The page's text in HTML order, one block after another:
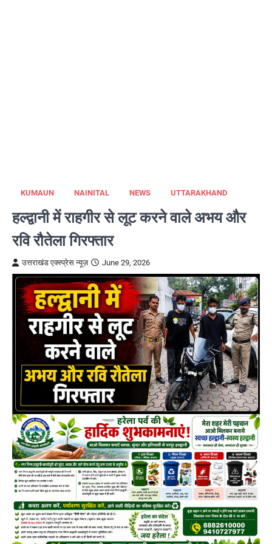
KUMAUN NAINITAL NEWS UTTARAKHAND
हल्द्वानी में राहगीर से लूट करने वाले अभय और
रवि रौतेला गिरफ्तार
उत्तराखंड एक्स्प्रेस न्यूज़ June 29, 2026